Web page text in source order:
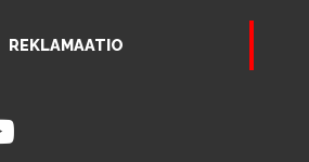
REKLAMAATIO